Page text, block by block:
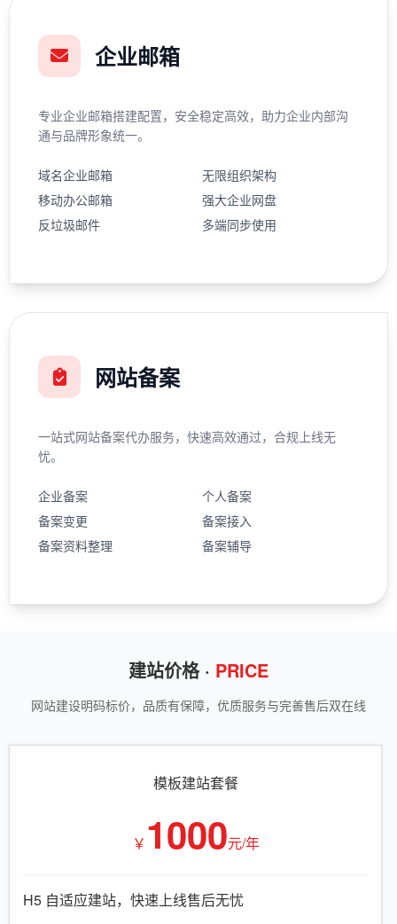
企业邮箱
专业企业邮箱搭建配置，安全稳定高效，助力企业内部沟
通与品牌形象统一。
域名企业邮箱
无限组织架构
移动办公邮箱
强大企业网盘
反垃圾邮件
多端同步使用
网站备案
一站式网站备案代办服务，快速高效通过，合规上线无
忧。
企业备案
个人备案
备案变更
备案接入
备案资料整理
备案辅导
建站价格 · PRICE
网站建设明码标价，品质有保障，优质服务与完善售后双在线
模板建站套餐
￥ 1000元/年
H5 自适应建站，快速上线售后无忧